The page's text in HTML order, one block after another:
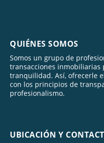
QUIÉNES SOMOS
Somos un grupo de
transacciones inmobiliarias
tranquilidad. Así, ofrecerle
con los principios de
profesionalismo.
UBICACIÓN Y